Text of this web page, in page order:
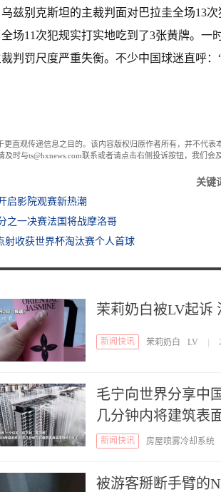
兹别克斯坦的主裁判面对巴拉圭全场13
场11次犯规实打实地吃到了3张黄牌。一
判罚尺度严重失衡。不少中国球迷直呼
更直观传递信息之目的。该内容版权归原作者所有，并不代表
时与ts@hxnews.com联系或者请点击右侧投诉按钮，我们会
关键
启影院观赛新热潮
之一决赛法国将战摩洛哥
射收获世界杯淘汰赛个人首球
茉莉奶白被LV起诉
新闻快讯 茉莉奶白 LV |
毛宁向世界分享中
几分钟内将建筑表
新闻快讯 房屋喷雾冷却系统
被游客掰断手臂的